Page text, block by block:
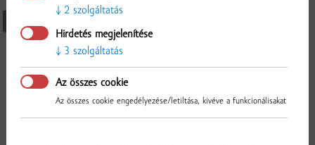
2 szolgáltatás
Hirdetés megjelenítése
3 szolgáltatás
Az összes cookie
Az összes cookie engedélyezése/letiltása, kivéve a funkcionálisakat